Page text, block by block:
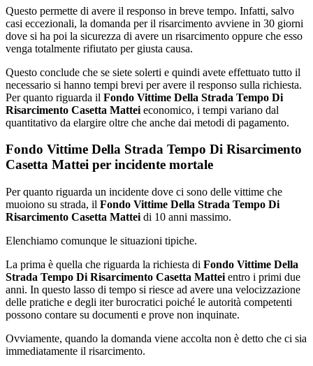
Questo permette di avere il responso in breve tempo. Infatti, salvo
casi eccezionali, la domanda per il risarcimento avviene in 30 giorni
dove si ha poi la sicurezza di avere un risarcimento oppure che esso
venga totalmente rifiutato per giusta causa.
Questo conclude che se siete solerti e quindi avete effettuato tutto il
necessario si hanno tempi brevi per avere il responso sulla richiesta.
Per quanto riguarda il Fondo Vittime Della Strada Tempo Di
Risarcimento Casetta Mattei economico, i tempi variano dal
quantitativo da elargire oltre che anche dai metodi di pagamento.
Fondo Vittime Della Strada Tempo Di Risarcimento
Casetta Mattei per incidente mortale
Per quanto riguarda un incidente dove ci sono delle vittime che
muoiono su strada, il Fondo Vittime Della Strada Tempo Di
Risarcimento Casetta Mattei di 10 anni massimo.
Elenchiamo comunque le situazioni tipiche.
La prima è quella che riguarda la richiesta di Fondo Vittime Della
Strada Tempo Di Risarcimento Casetta Mattei entro i primi due
anni. In questo lasso di tempo si riesce ad avere una velocizzazione
delle pratiche e degli iter burocratici poiché le autorità competenti
possono contare su documenti e prove non inquinate.
Ovviamente, quando la domanda viene accolta non è detto che ci sia
immediatamente il risarcimento.